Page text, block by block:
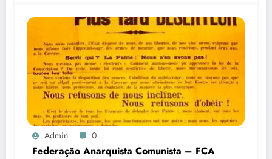
Admin 0
Federação Anarquista Comunista – FCA